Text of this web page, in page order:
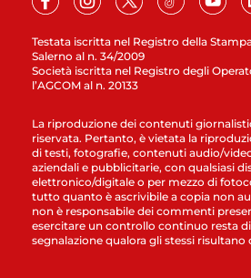
Testata iscritta nel Registro della
Salerno al n. 34/2009
Società iscritta nel Registro degli
l’AGCOM al n. 20133
La riproduzione dei contenuti
riservata. Pertanto, è vietata la
di testi, fotografie, contenuti audio/
aziendali e pubblicitarie, con qualsiasi
elettronico/digitale o per mezzo di
tutto quanto è ascrivibile a copia non
non è responsabile dei commenti
esercitare un controllo continuo resta
segnalazione qualora gli stessi risultano